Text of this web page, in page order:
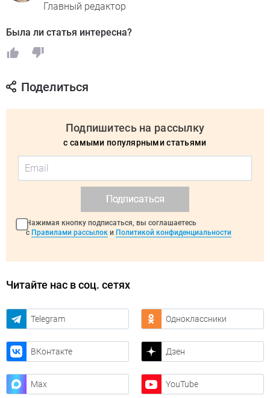
Главный редактор
Была ли статья интересна?
Поделиться
Подпишитесь на рассылку
с самыми популярными статьями
Подписаться
Нажимая кнопку подписаться, вы соглашаетесь
с Правилами рассылок и Политикой конфиденциальности
Читайте нас в соц. сетях
Telegram Одноклассники
ВКонтакте Дзен
Max YouTube